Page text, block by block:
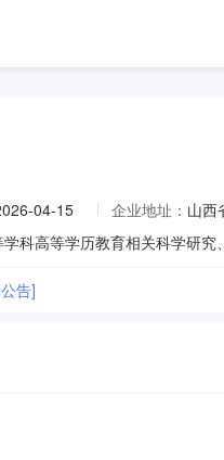
04-15 企业地址： 山西
科高等学历教育相关科学研
告]